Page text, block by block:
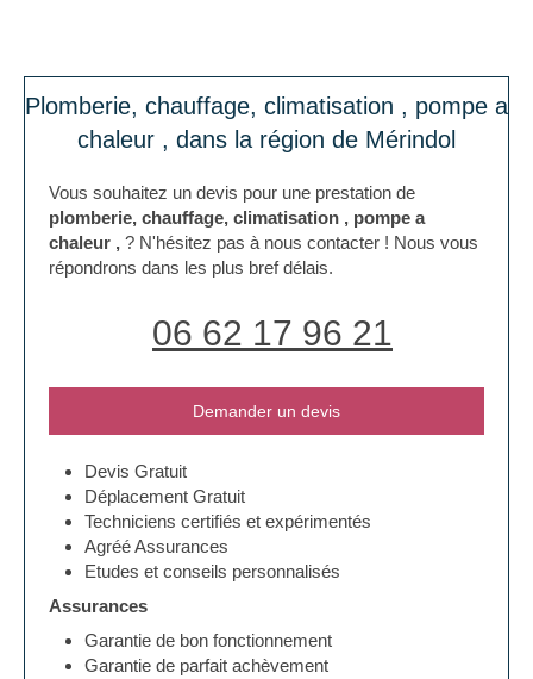
Plomberie, chauffage, climatisation , pompe a
chaleur , dans la région de Mérindol
Vous souhaitez un devis pour une prestation de
plomberie, chauffage, climatisation , pompe a
chaleur , ? N'hésitez pas à nous contacter ! Nous vous
répondrons dans les plus bref délais.
06 62 17 96 21
Demander un devis
Devis Gratuit
Déplacement Gratuit
Techniciens certifiés et expérimentés
Agréé Assurances
Etudes et conseils personnalisés
Assurances
Garantie de bon fonctionnement
Garantie de parfait achèvement